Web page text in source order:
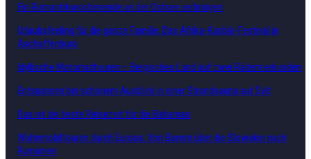
Ein Romantikwochenende an der Ostsee verbringen
Urlaubsfeeling für die ganze Familie: Das Afrika-Karibik-Festival in
Aschaffenburg
Idyllische Motorradtouren – Bergisches Land auf zwei Rädern erkunden
Entspannen bei schönem Ausblick in einer Strandsauna auf Sylt
Das ist die beste Reisezeit für die Bahamas
Wohnmobiltouren durch Europa: Von Bayern über die Slowakei nach
Rumänien